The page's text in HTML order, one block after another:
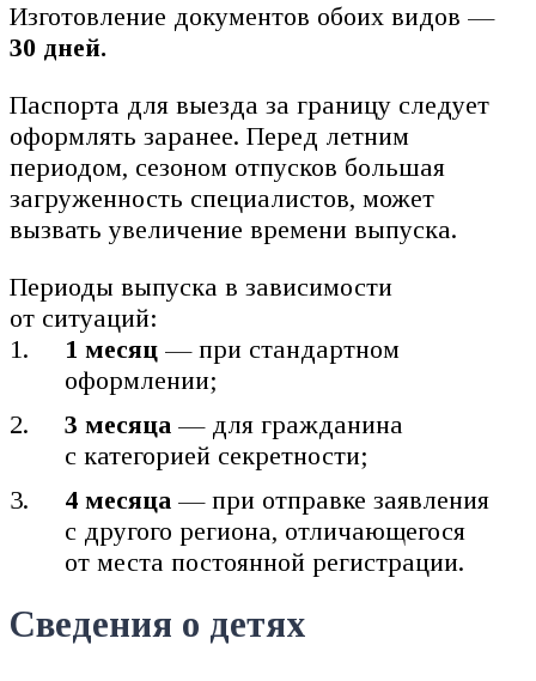
Изготовление документов обоих видов —
30 дней.
Паспорта для выезда за границу следует
оформлять заранее. Перед летним
периодом, сезоном отпусков большая
загруженность специалистов, может
вызвать увеличение времени выпуска.
Периоды выпуска в зависимости
от ситуаций:
1 месяц — при стандартном
оформлении;
3 месяца — для гражданина
с категорией секретности;
4 месяца — при отправке заявления
с другого региона, отличающегося
от места постоянной регистрации.
Сведения о детях